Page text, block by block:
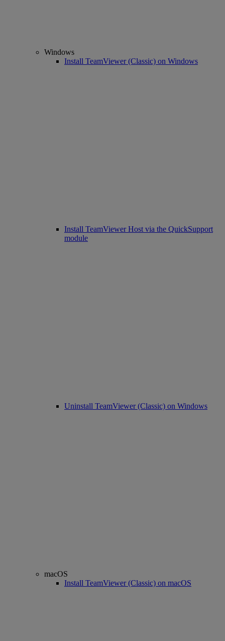
Windows
Install TeamViewer (Classic) on Windows
Install TeamViewer Host via the QuickSupport
module
Uninstall TeamViewer (Classic) on Windows
macOS
Install TeamViewer (Classic) on macOS